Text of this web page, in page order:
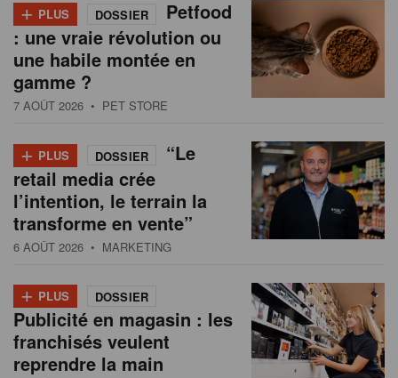
+ PLUS DOSSIER
Petfood
: une vraie révolution ou
une habile montée en
gamme ?
7 AOÛT 2026 • PET STORE
+ PLUS DOSSIER
“Le
retail media crée
l’intention, le terrain la
transforme en vente”
6 AOÛT 2026 • MARKETING
+ PLUS DOSSIER
Publicité en magasin : les
franchisés veulent
reprendre la main